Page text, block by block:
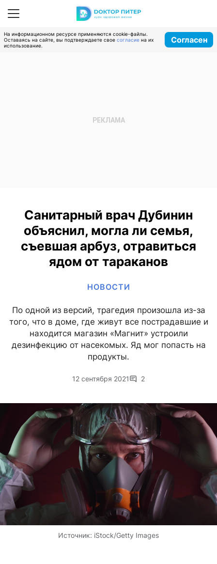
На информационном ресурсе применяются cookie-файлы.
Оставаясь на сайте, вы подтверждаете свое согласие на их
использование.
Согласен
Санитарный врач Дубинин
объяснил, могла ли семья,
съевшая арбуз, отравиться
ядом от тараканов
НОВОСТИ
По одной из версий, трагедия произошла из-за
того, что в доме, где живут все пострадавшие и
находится магазин «Магнит» устроили
дезинфекцию от насекомых. Яд мог попасть на
продукты.
12 сентября 2021 2
Источник: iStock/Getty Images